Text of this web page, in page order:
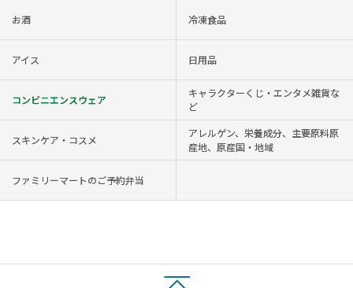
お酒 冷凍食品
アイス 日用品
コンビニエンスウェア
キャラクターくじ・エンタメ雑貨な
ど
スキンケア・コスメ
アレルゲン、栄養成分、主要原料原
産地、原産国・地域
ファミリーマートのご予約弁当